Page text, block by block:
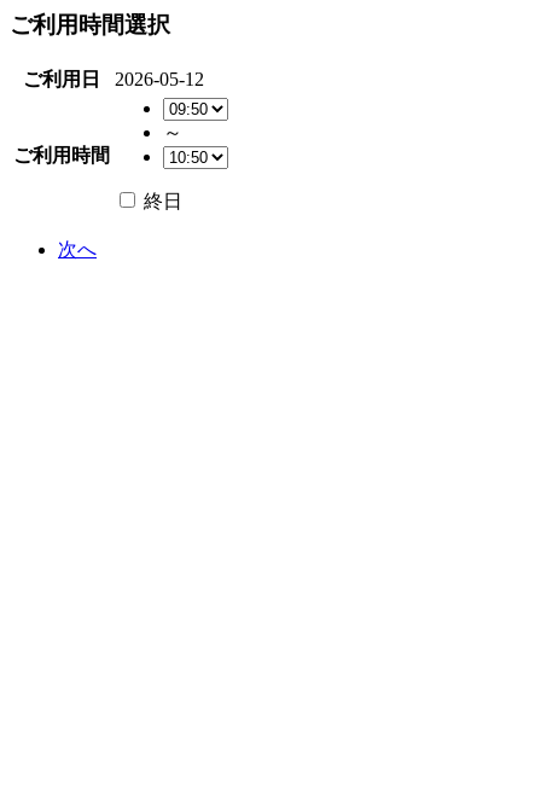
ご利用時間選択
ご利用日 2026-05-12
ご利用時間
～
終日
次へ